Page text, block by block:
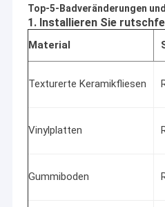
Top-5-Badveränderungen
1. Installieren Sie
Material
Texturerte Keramikfliesen
Vinylplatten
Gummiboden